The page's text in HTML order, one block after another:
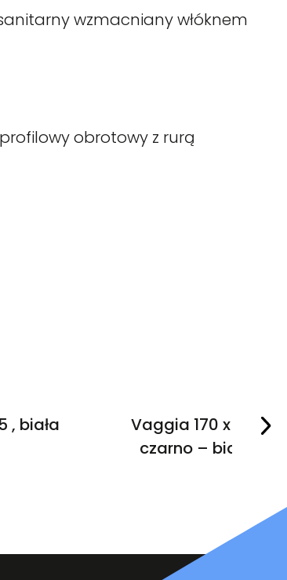
sanitarny wzmacniany włóknem
obrotowy z rurą
, biała
Vaggia 170 x 75 ,
czarno – biała